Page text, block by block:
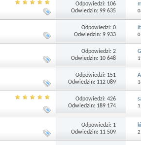
Odpowiedzi: 106
Odwiedzin: 99 635
Odpowiedzi: 0
Odwiedzin: 9 933
Odpowiedzi: 2
Odwiedzin: 10 648
Odpowiedzi: 151
Odwiedzin: 112 089
Odpowiedzi: 426
Odwiedzin: 189 174
Odpowiedzi: 1
Odwiedzin: 11 509